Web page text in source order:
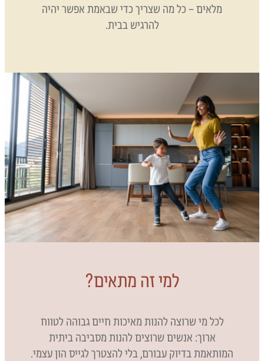
מלאים – כל מה שצריך כדי שבאמת אפשר יהיה
להרגיש בבית.
למי זה מתאים?
לכל מי שרוצה להנות מאיכות חיים גבוהה לטווח
ארוך: אנשים שרוצים להנות מסביבה ביתית
המותאמת בדיוק עבורם, בלי להצטרך לגייס הון עצמי.